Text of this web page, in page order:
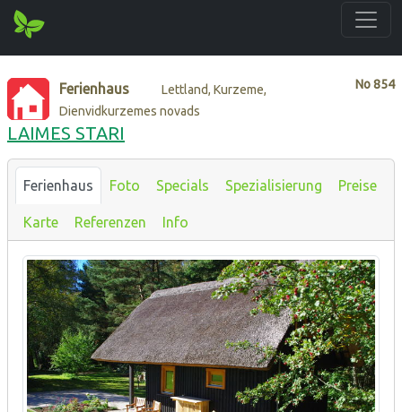
No854
Ferienhaus
Lettland, Kurzeme,
Dienvidkurzemes novads
LAIMES STARI
Ferienhaus Foto Specials Spezialisierung Preise
Karte Referenzen Info